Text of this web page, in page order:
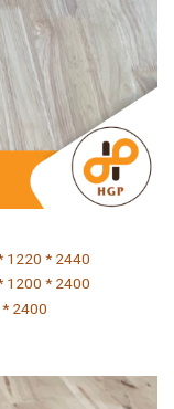
1220 * 2440
1200 * 2400
* 2400